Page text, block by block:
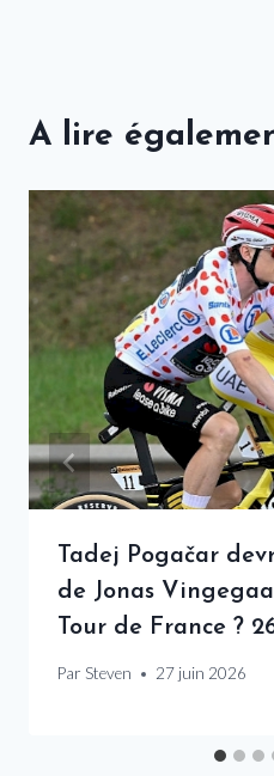
A lire
Tadej Pogačar
de Jonas
Tour de France ?
Par Steven 27 juin 2026